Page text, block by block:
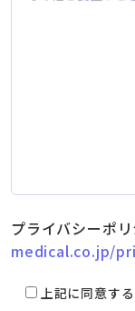
プライバシーポ
medical.co.jp/
上記に同意する